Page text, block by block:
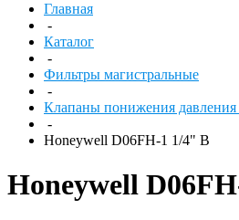
Главная
-
Каталог
-
Фильтры магистральные
-
Клапаны понижения
-
Honeywell D06FH-1 1/4" B
Honeywell